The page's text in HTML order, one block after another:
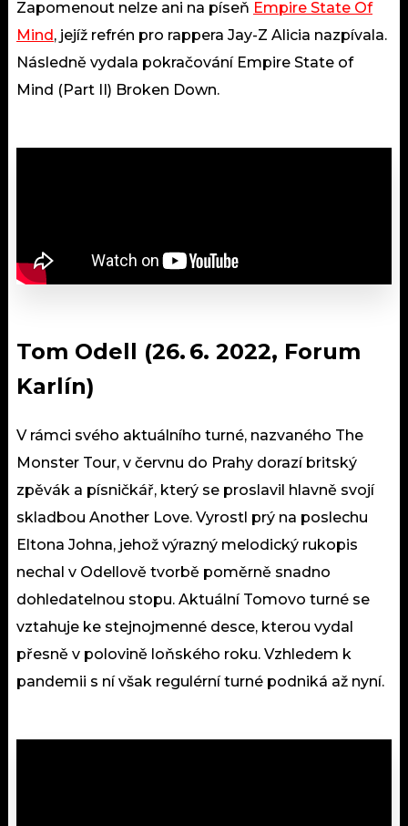
Zapomenout nelze ani na píseň Empire State Of
Mind, jejíž refrén pro rappera Jay-Z Alicia nazpívala.
Následně vydala pokračování Empire State of
Mind (Part II) Broken Down.
Tom Odell (26. 6. 2022, Forum
Karlín)
V rámci svého aktuálního turné, nazvaného The
Monster Tour, v červnu do Prahy dorazí britský
zpěvák a písničkář, který se proslavil hlavně svojí
skladbou Another Love. Vyrostl prý na poslechu
Eltona Johna, jehož výrazný melodický rukopis
nechal v Odellově tvorbě poměrně snadno
dohledatelnou stopu. Aktuální Tomovo turné se
vztahuje ke stejnojmenné desce, kterou vydal
přesně v polovině loňského roku. Vzhledem k
pandemii s ní však regulérní turné podniká až nyní.